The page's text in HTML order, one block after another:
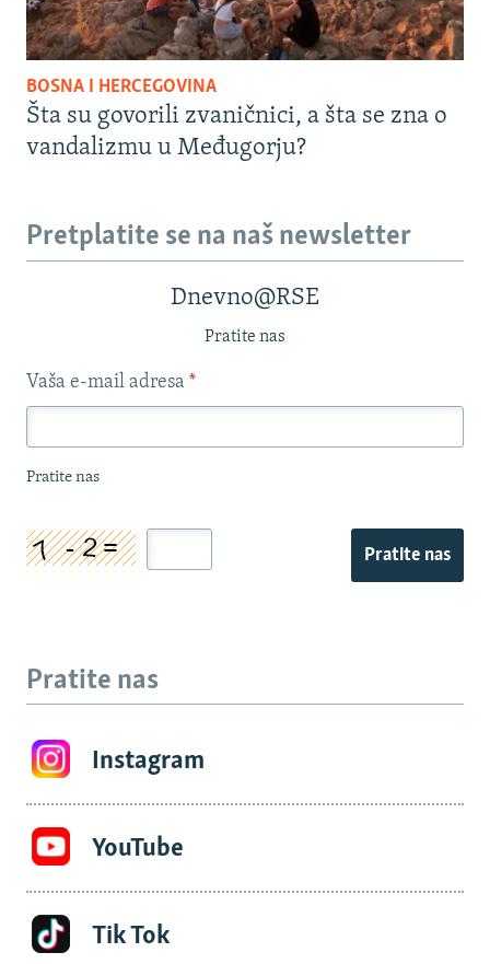
BOSNA I HERCEGOVINA
Šta su govorili zvaničnici, a šta se zna o
vandalizmu u Međugorju?
Pretplatite se na naš newsletter
Dnevno@RSE
Pratite nas
Vaša e-mail adresa *
Pratite nas
Pratite nas
Pratite nas
Instagram
YouTube
Tik Tok